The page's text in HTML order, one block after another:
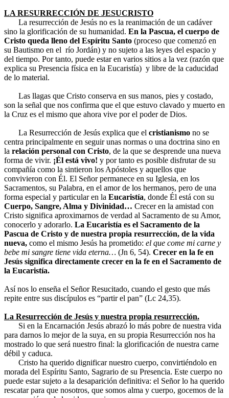
LA RESURRECCIÓN DE JESUCRISTO
La resurrección de Jesús no es la reanimación de un cadáver
sino la glorificación de su humanidad. En la Pascua, el cuerpo de
Cristo queda lleno del Espíritu Santo (proceso que comenzó en
su Bautismo en el río Jordán) y no sujeto a las leyes del espacio y
del tiempo. Por tanto, puede estar en varios sitios a la vez (razón que
explica su Presencia física en la Eucaristía) y libre de la caducidad
de lo material.
Las llagas que Cristo conserva en sus manos, pies y costado,
son la señal que nos confirma que el que estuvo clavado y muerto en
la Cruz es el mismo que ahora vive por el poder de Dios.
La Resurrección de Jesús explica que el cristianismo no se
centra principalmente en seguir unas normas o una doctrina sino en
la relación personal con Cristo, de la que se desprende una nueva
forma de vivir. ¡Él está vivo! y por tanto es posible disfrutar de su
compañía como la sintieron los Apóstoles y aquellos que
convivieron con Él. El Señor permanece en su Iglesia, en los
Sacramentos, su Palabra, en el amor de los hermanos, pero de una
forma especial y particular en la Eucaristía, donde Él está con su
Cuerpo, Sangre, Alma y Divinidad… Crecer en la amistad con
Cristo significa aproximarnos de verdad al Sacramento de su Amor,
conocerlo y adorarlo. La Eucaristía es el Sacramento de la
Pascua de Cristo y de nuestra propia resurrección, de la vida
nueva, como el mismo Jesús ha prometido: el que come mi carne y
bebe mi sangre tiene vida eterna… (Jn 6, 54). Crecer en la fe en
Jesús significa directamente crecer en la fe en el Sacramento de
la Eucaristía.
Así nos lo enseña el Señor Resucitado, cuando el gesto que más
repite entre sus discípulos es “partir el pan” (Lc 24,35).
La Resurrección de Jesús y nuestra propia resurrección.
Si en la Encarnación Jesús abrazó lo más pobre de nuestra vida
para darnos lo mejor de la suya, en su propia Resurrección nos ha
mostrado lo que será nuestro final: la glorificación de nuestra carne
débil y caduca.
Cristo ha querido dignificar nuestro cuerpo, convirtiéndolo en
morada del Espíritu Santo, Sagrario de su Presencia. Este cuerpo no
puede estar sujeto a la desaparición definitiva: el Señor lo ha querido
rescatar para que nosotros, que somos alma y cuerpo, gocemos de la